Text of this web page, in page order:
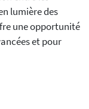
lumière des
une opportunité
et pour